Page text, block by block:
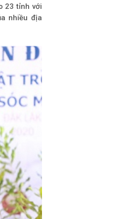
23 tỉnh với
nhiều địa